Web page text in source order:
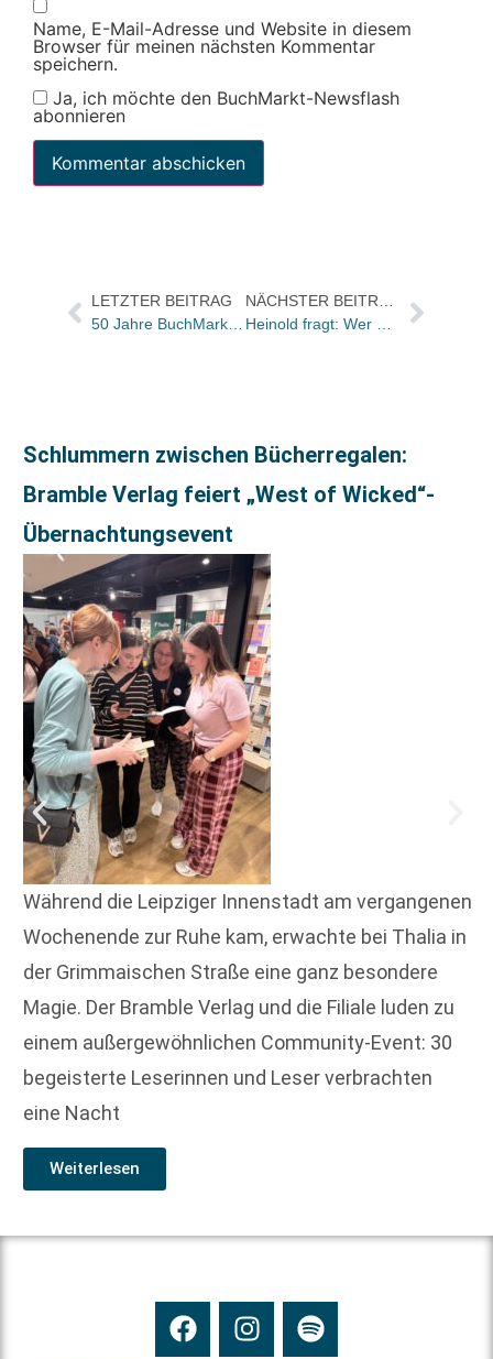
Name, E-Mail-Adresse und Website in diesem
Browser für meinen nächsten Kommentar
speichern.
Ja, ich möchte den BuchMarkt-Newsflash
abonnieren
LETZTER BEITRAG
50 Jahre BuchMarkt: Das Oktober-Heft ist da
NÄCHSTER BEITRAG
Heinold fragt: Wer war’s?
Schlummern zwischen Bücherregalen:
Bramble Verlag feiert „West of Wicked“-
Übernachtungsevent
Während die Leipziger Innenstadt am vergangenen
Wochenende zur Ruhe kam, erwachte bei Thalia in
der Grimmaischen Straße eine ganz besondere
Magie. Der Bramble Verlag und die Filiale luden zu
einem außergewöhnlichen Community-Event: 30
begeisterte Leserinnen und Leser verbrachten
eine Nacht
Weiterlesen